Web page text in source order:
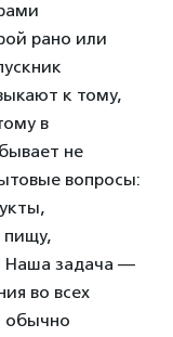
рано или
к тому,
в
не
вопросы:
пищу,
Наша задача —
во всех
обычно